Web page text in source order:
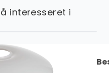
interesseret i